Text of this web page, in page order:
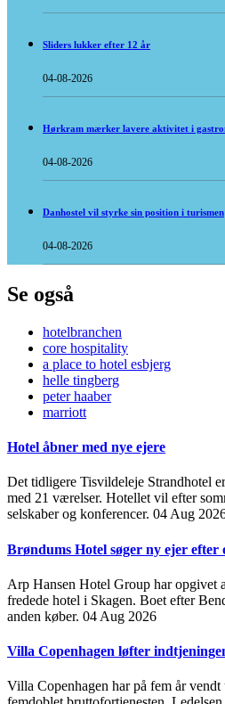
Sliders lukker efter 12 år
04-08-2026
Hørkram mærker lavere aktivitet i
04-08-2026
Danhostel vil styrke sin position i turismen
04-08-2026
Se også
hotelbranchen
core hospitality
a place to hotel esbjerg
helle tingberg
peter haaber
marriott
Hotel åbner med nye ejere
Det tidligere Tisvildeleje Strandhotel
med 21 værelser. Hotellet vil efter
selskaber og konferencer. 04 Aug
Brøndums Hotel søger ny ejer efter
Arp Hansen Hotel Group har opgivet
fredede hotel i Skagen. Boet efter
anden køber. 04 Aug 2026
Villa Copenhagen løfter
Villa Copenhagen har på fem år